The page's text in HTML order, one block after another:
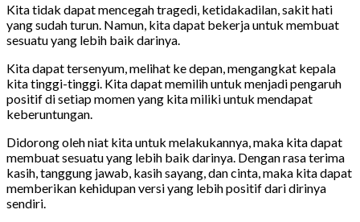
Kita tidak dapat mencegah tragedi, ketidakadilan, sakit hati
yang sudah turun. Namun, kita dapat bekerja untuk membuat
sesuatu yang lebih baik darinya.
Kita dapat tersenyum, melihat ke depan, mengangkat kepala
kita tinggi-tinggi. Kita dapat memilih untuk menjadi pengaruh
positif di setiap momen yang kita miliki untuk mendapat
keberuntungan.
Didorong oleh niat kita untuk melakukannya, maka kita dapat
membuat sesuatu yang lebih baik darinya. Dengan rasa terima
kasih, tanggung jawab, kasih sayang, dan cinta, maka kita dapat
memberikan kehidupan versi yang lebih positif dari dirinya
sendiri.